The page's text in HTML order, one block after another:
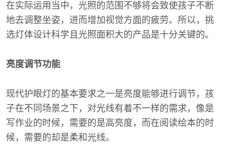
在实际运用当中，光照的范围不够将会致使孩子不断
地去调整坐姿，进而增加视觉方面的疲劳。所以，挑
选灯体设计科学且光照面积大的产品是十分关键的。
亮度调节功能
现代护眼灯的基本要求之一是亮度能够进行调节，孩
子在不同场景之下，对光线有着不一样的需求，像是
写作业的时候，需要的是高亮度，而在阅读绘本的时
候，需要的却是柔和光线。